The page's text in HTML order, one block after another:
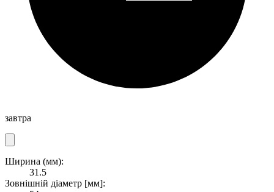
завтра
Ширина (мм):
31.5
Зовнішній діаметр [мм]: